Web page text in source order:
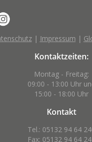
| Impressum |
Kontaktzeiten:
Montag - Freitag:
09:00 - 13:00 Uhr
15:00 - 18:00 Uhr
Kontakt
Tel.: 05132 94 64
Fax: 05132 94 64